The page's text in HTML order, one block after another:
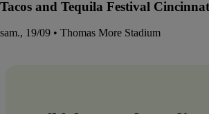
Tacos and Tequila Festival
sam., 19/09 • Thomas More Stadium